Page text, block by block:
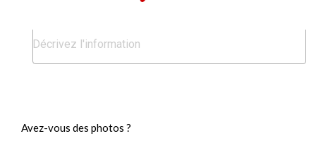
Avez-vous des photos ?